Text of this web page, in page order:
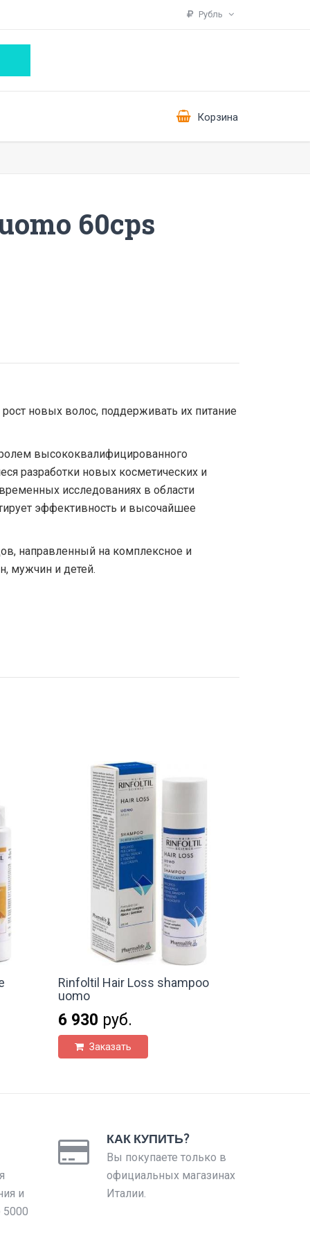
Рубль
Корзина
60cps
новых волос, поддерживать их питание
высококвалифицированного
разработки новых косметических и
исследованиях в области
эффективность и высочайшее
направленный на комплексное и
мужчин и детей.
Rinfoltil Hair Loss shampoo
uomo
6 930 руб.
Заказать
и
5000
КАК КУПИТЬ?
Вы покупаете только в
официальных магазинах
Италии.